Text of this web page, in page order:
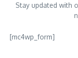
Stay updated with
[mc4wp_form]